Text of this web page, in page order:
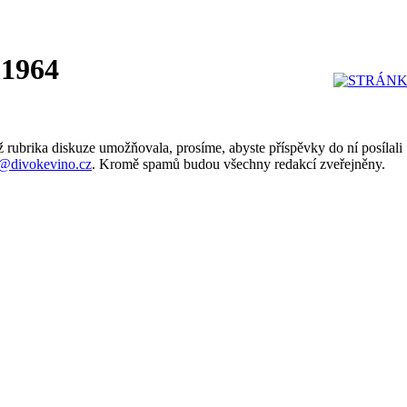
rubrika diskuze umožňovala, prosíme, abyste příspěvky do ní posílali
. Kromě spamů budou všechny redakcí zveřejněny.